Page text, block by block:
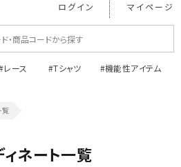
ログイン マイページ
レース #Tシャツ #機能性アイテム
覧
ィネート一覧